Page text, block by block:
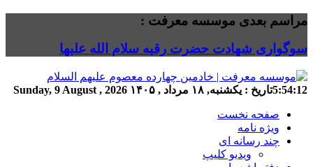
مراسم بعدی موسسه معرفت :
سوگواری شهادت حضرت رقیه سلام الله علیها
5:54:12تاریخ : یکشنبه, ۱۸ مرداد , ۱۴۰۵ Sunday, 9 August , 2026
صفحه نخست
ویژه نامه
چند رسانه ای
ویدیو کلیپ